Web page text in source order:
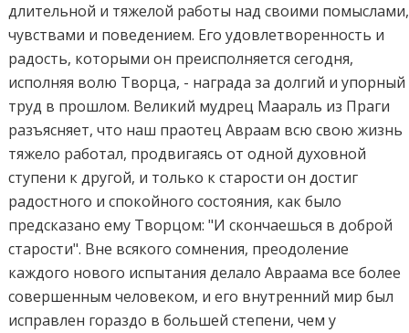
длительной и тяжелой работы над своими помыслами,
чувствами и поведением. Его удовлетворенность и
радость, которыми он преисполняется сегодня,
исполняя волю Творца, - награда за долгий и упорный
труд в прошлом. Великий мудрец Маараль из Праги
разъясняет, что наш праотец Авраам всю свою жизнь
тяжело работал, продвигаясь от одной духовной
ступени к другой, и только к старости он достиг
радостного и спокойного состояния, как было
предсказано ему Творцом: "И скончаешься в доброй
старости". Вне всякого сомнения, преодоление
каждого нового испытания делало Авраама все более
совершенным человеком, и его внутренний мир был
исправлен гораздо в большей степени, чем у